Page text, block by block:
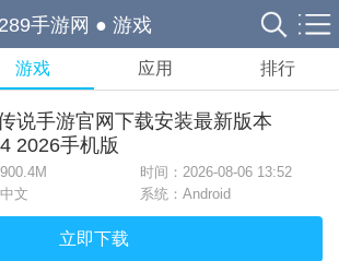
289手游网 ● 游戏
游戏 应用 排行
说手游官网下载安装最新版本
2026手机版
900.4M
时间：2026-08-06 13:52
文
系统：Android
立即下载